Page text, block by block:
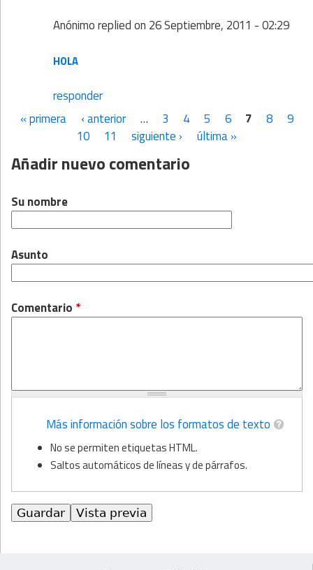
Anónimoreplied on 26 Septiembre, 2011 - 02:29
HOLA
responder
Páginas
« primera ‹ anterior … 3 4 5 6 7 8
9
10
11 siguiente › última »
Añadir nuevo comentario
Su nombre
Asunto
Comentario *
Más información sobre los formatos de texto
No se permiten etiquetas HTML.
Saltos automáticos de líneas y de párrafos.